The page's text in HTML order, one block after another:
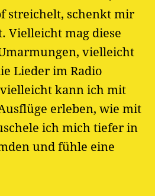
streichelt, schenkt mir
Vielleicht mag diese
vielleicht
Lieder im Radio
kann ich mit
erleben, wie mit
ich mich tiefer in
und fühle eine